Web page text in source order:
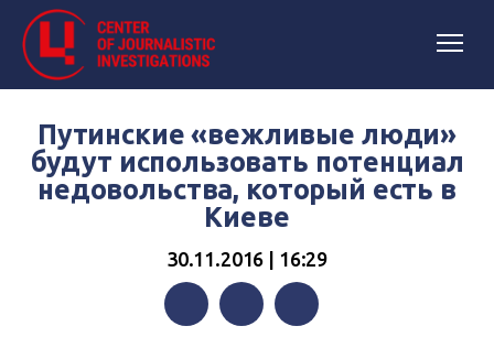
Путинские «вежливые люди»
будут использовать потенциал
недовольства, который есть в
Киеве
30.11.2016 | 16:29